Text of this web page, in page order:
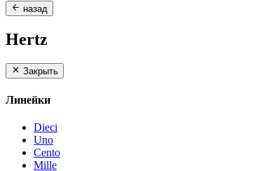
назад
Hertz
Закрыть
Линейки
Dieci
Uno
Cento
Mille